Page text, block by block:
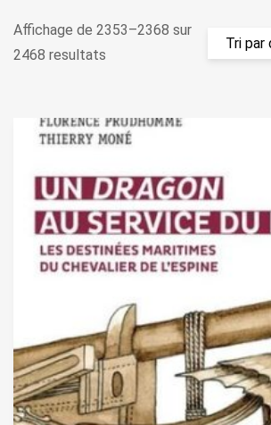
Affichage de 2353–2368 sur
2468 resultats